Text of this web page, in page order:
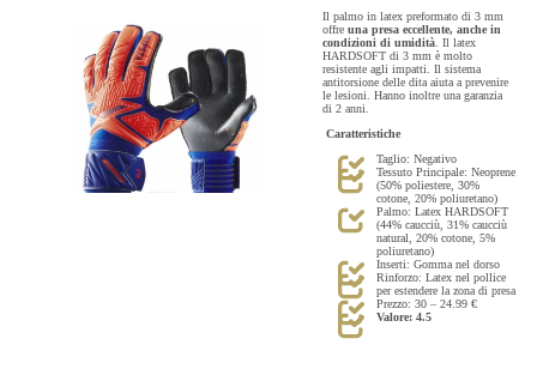
Il palmo in latex preformato di 3 mm
offre una presa eccellente, anche in
condizioni di umidità. Il latex
HARDSOFT di 3 mm è molto
resistente agli impatti. Il sistema
antitorsione delle dita aiuta a prevenire
le lesioni. Hanno inoltre una garanzia
di 2 anni.
Caratteristiche
Taglio: Negativo
Tessuto Principale: Neoprene
(50% poliestere, 30%
cotone, 20% poliuretano)
Palmo: Latex HARDSOFT
(44% caucciù, 31% caucciù
natural, 20% cotone, 5%
poliuretano)
Inserti: Gomma nel dorso
Rinforzo: Latex nel pollice
per estendere la zona di presa
Prezzo: 30 – 24.99 €
Valore: 4.5